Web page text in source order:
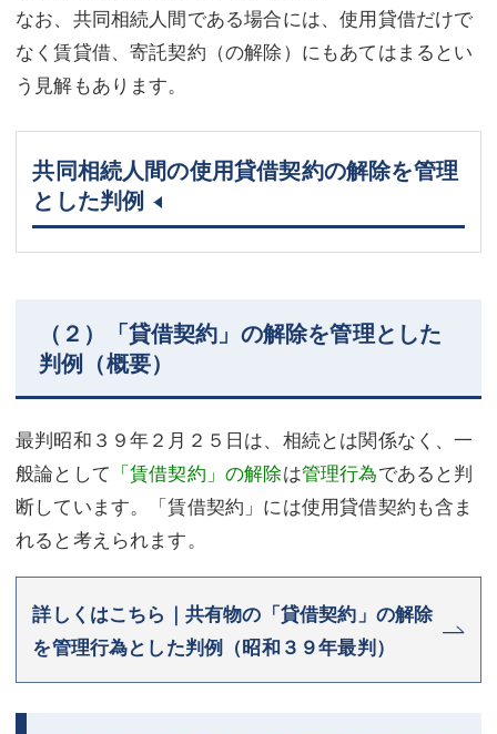
なお、共同相続人間である場合には、使用貸借だけで
なく賃貸借、寄託契約（の解除）にもあてはまるとい
う見解もあります。
共同相続人間の使用貸借契約の解除を管理
とした判例
（２）「貸借契約」の解除を管理とした
判例（概要）
最判昭和３９年２月２５日は、相続とは関係なく、一
般論として 「賃借契約」の解除は管理行為であると判
断しています。「賃借契約」には使用貸借契約も含ま
れると考えられます。
詳しくはこちら｜共有物の「貸借契約」の解除
を管理行為とした判例（昭和３９年最判）